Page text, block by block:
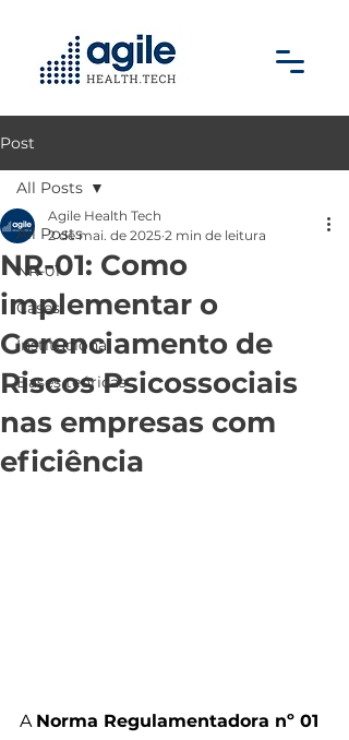
Post
All Posts
NR-01
Cases
Institucional
Bases teóricas
All Posts
NR-01: Como
implementar o
Gerenciamento de
Riscos Psicossociais
nas empresas com
eficiência
Agile Health Tech
2 de mai. de 2025 2 min de leitura
A Norma Regulamentadora nº 01